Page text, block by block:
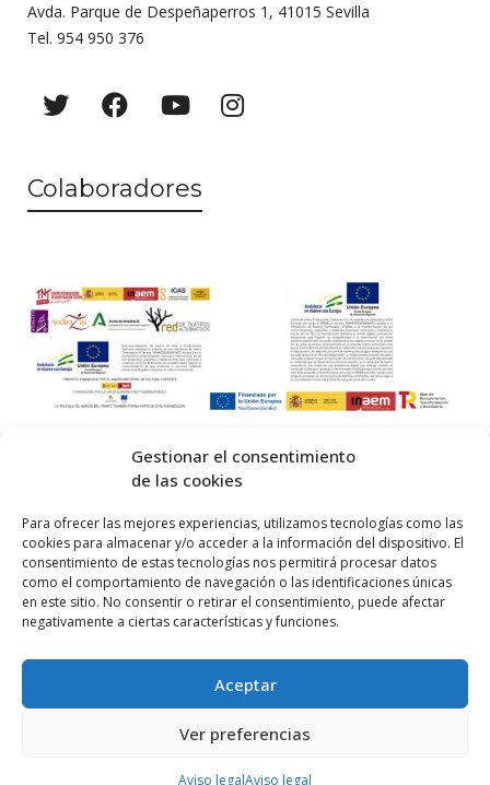
Gestionar el consentimiento
de las cookies
Para ofrecer las mejores experiencias, utilizamos tecnologías como las
cookies para almacenar y/o acceder a la información del dispositivo. El
consentimiento de estas tecnologías nos permitirá procesar datos
como el comportamiento de navegación o las identificaciones únicas
en este sitio. No consentir o retirar el consentimiento, puede afectar
negativamente a ciertas características y funciones.
Aceptar
Ver preferencias
Aviso legalAviso legal
Avda. Parque de Despeñaperros 1, 41015 Sevilla
Tel. 954 950 376
Colaboradores
by QM.
Inicio
Contacta
Política de Privacidad